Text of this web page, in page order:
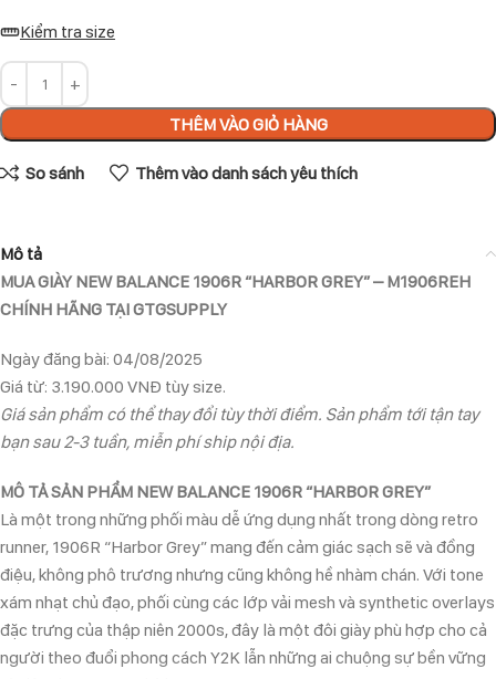
Kiểm tra size
THÊM VÀO GIỎ HÀNG
So sánh Thêm vào danh sách yêu thích
Mô tả
MUA GIÀY NEW BALANCE 1906R “HARBOR GREY” – M1906REH
CHÍNH HÃNG TẠI GTGSUPPLY
Ngày đăng bài: 04/08/2025
Giá từ: 3.190.000 VNĐ tùy size.
Giá sản phẩm có thể thay đổi tùy thời điểm. Sản phẩm tới tận tay
bạn sau 2-3 tuần, miễn phí ship nội địa.
MÔ TẢ SẢN PHẨM NEW BALANCE 1906R “HARBOR GREY”
Là một trong những phối màu dễ ứng dụng nhất trong dòng retro
runner, 1906R “Harbor Grey” mang đến cảm giác sạch sẽ và đồng
điệu, không phô trương nhưng cũng không hề nhàm chán. Với tone
xám nhạt chủ đạo, phối cùng các lớp vải mesh và synthetic overlays
đặc trưng của thập niên 2000s, đây là một đôi giày phù hợp cho cả
người theo đuổi phong cách Y2K lẫn những ai chuộng sự bền vững